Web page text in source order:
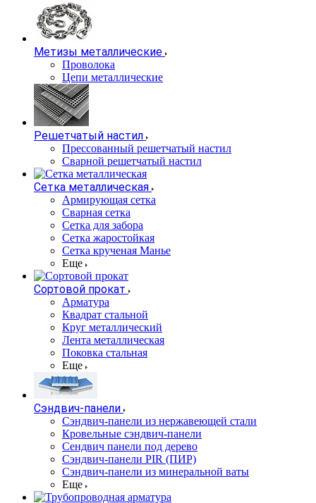
Метизы металлические
Проволока
Цепи металлические
Решетчатый настил
Прессованный решетчатый настил
Сварной решетчатый настил
Сетка металлическая
Армирующая сетка
Сварная сетка
Сетка для забора
Сетка жаростойкая
Сетка крученая Манье
Еще
Сортовой прокат
Арматура
Квадрат стальной
Круг металлический
Лента металлическая
Поковка стальная
Еще
Сэндвич-панели
Cэндвич-панели из нержавеющей стали
Кровельные сэндвич-панели
Сендвич панели под дерево
Сэндвич-панели PIR (ПИР)
Сэндвич-панели из минеральной ваты
Еще